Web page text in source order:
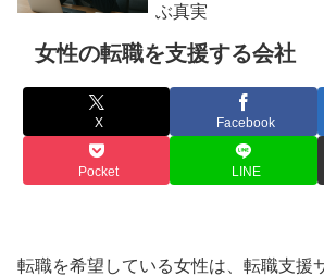
ぶ真実
女性の転職を支援する会社
X Facebook
Pocket LINE
転職を希望している女性は、転職支援